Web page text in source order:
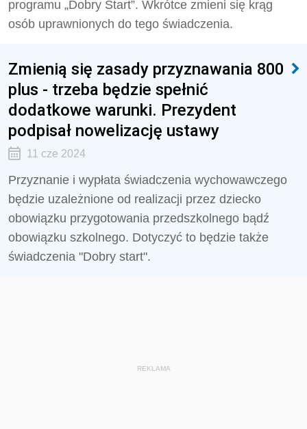
programu „Dobry Start”. Wkrótce zmieni się krąg
osób uprawnionych do tego świadczenia.
Zmienią się zasady przyznawania 800
plus - trzeba będzie spełnić
dodatkowe warunki. Prezydent
podpisał nowelizację ustawy
11 cze 2024
Przyznanie i wypłata świadczenia wychowawczego
będzie uzależnione od realizacji przez dziecko
obowiązku przygotowania przedszkolnego bądź
obowiązku szkolnego. Dotyczyć to będzie także
świadczenia "Dobry start".
REKLAMA